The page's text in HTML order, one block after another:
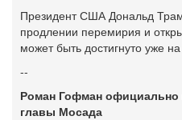
Президент США Дональд
продлении перемирия и
может быть достигнуто уже
--
Роман Гофман официально
главы Мосада